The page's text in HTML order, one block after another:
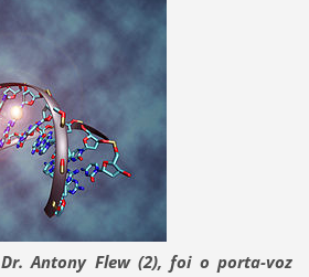
Dr. Antony Flew (2), foi o porta-voz